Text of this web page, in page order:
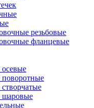
резьбовые
фланцевые
шаровые